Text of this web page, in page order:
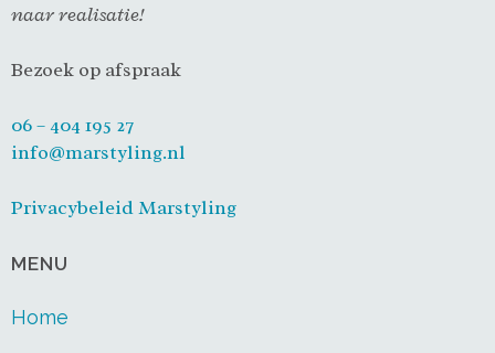
naar realisatie!
Bezoek op afspraak
06 – 404 195 27
info@marstyling.nl
Privacybeleid Marstyling
MENU
Home